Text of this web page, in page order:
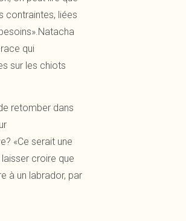
contraintes, liées
qui
sur les chiots
retomber dans
«Ce serait une
croire que
à un labrador, par